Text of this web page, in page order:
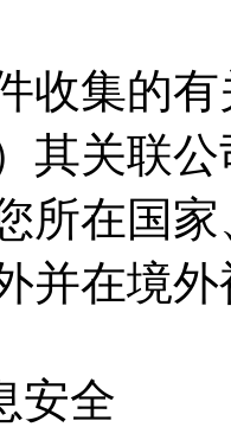
收集的
）其关联
所在国
并在境
安全